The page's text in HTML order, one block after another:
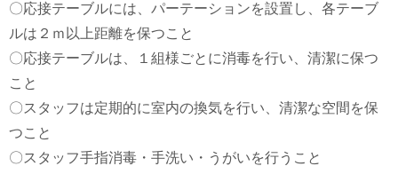
〇応接テーブルには、パーテーションを設置し、各テーブ
ルは２ｍ以上距離を保つこと
〇応接テーブルは、１組様ごとに消毒を行い、清潔に保つ
こと
〇スタッフは定期的に室内の換気を行い、清潔な空間を保
つこと
〇スタッフ手指消毒・手洗い・うがいを行うこと